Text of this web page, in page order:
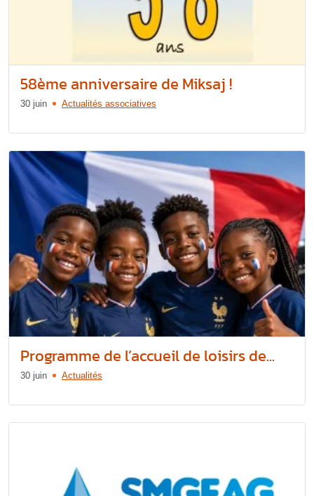
58ème anniversaire de Miksaj !
30 juin Actualités associatives
Programme de l’accueil de loisirs de...
30 juin Actualités